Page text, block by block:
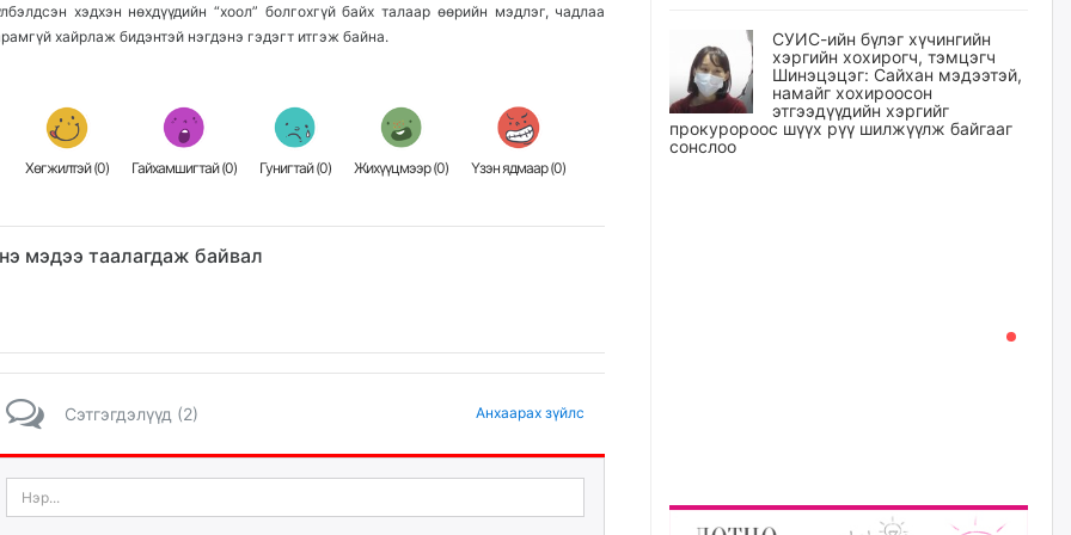
хэдхэн нөхдүүдийн “хоол” болгохгүй байх талаар өөрийн мэдлэг, чадлаа
хайрлаж бидэнтэй нэгдэнэ гэдэгт итгэж байна.
Хөгжилтэй (0) Гайхамшигтай (0) Гунигтай (0) Жихүүцмээр (0) Үзэн ядмаар (0)
мэдээ таалагдаж байвал
Сэтгэгдэлүүд (2) Анхаарах зүйлс
СУИС-ийн бүлэг хүчингийн
хэргийн хохирогч, тэмцэгч
Шинэцэцэг: Сайхан мэдээтэй,
намайг хохироосон
этгээдүүдийн хэргийг
прокуророос шүүх рүү шилжүүлж байгааг
сонслоо